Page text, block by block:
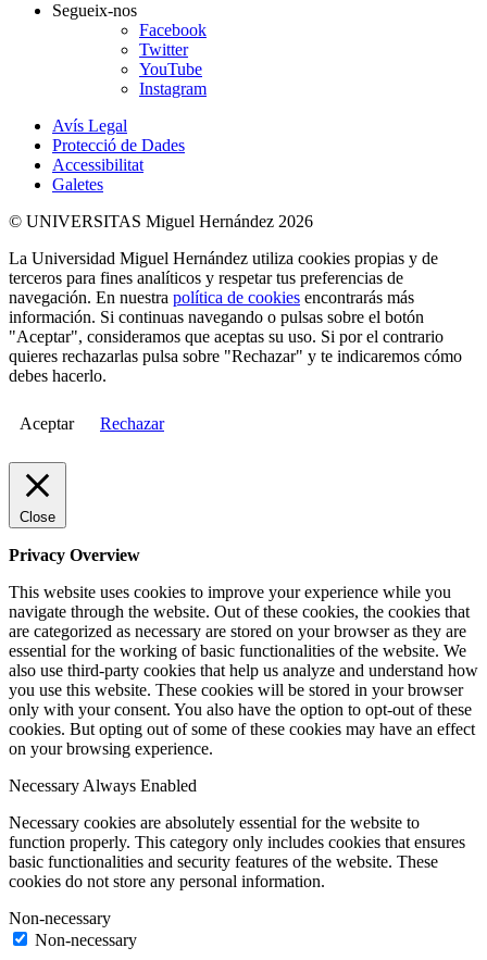
Segueix-nos
Facebook
Twitter
YouTube
Instagram
Avís Legal
Protecció de Dades
Accessibilitat
Galetes
© UNIVERSITAS Miguel Hernández 2026
La Universidad Miguel Hernández utiliza cookies propias y de
terceros para fines analíticos y respetar tus preferencias de
navegación. En nuestra política de cookies encontrarás más
información. Si continuas navegando o pulsas sobre el botón
"Aceptar", consideramos que aceptas su uso. Si por el contrario
quieres rechazarlas pulsa sobre "Rechazar" y te indicaremos cómo
debes hacerlo.
Aceptar Rechazar
Close
Privacy Overview
This website uses cookies to improve your experience while you
navigate through the website. Out of these cookies, the cookies that
are categorized as necessary are stored on your browser as they are
essential for the working of basic functionalities of the website. We
also use third-party cookies that help us analyze and understand how
you use this website. These cookies will be stored in your browser
only with your consent. You also have the option to opt-out of these
cookies. But opting out of some of these cookies may have an effect
on your browsing experience.
Necessary Always Enabled
Necessary cookies are absolutely essential for the website to
function properly. This category only includes cookies that ensures
basic functionalities and security features of the website. These
cookies do not store any personal information.
Non-necessary
Non-necessary